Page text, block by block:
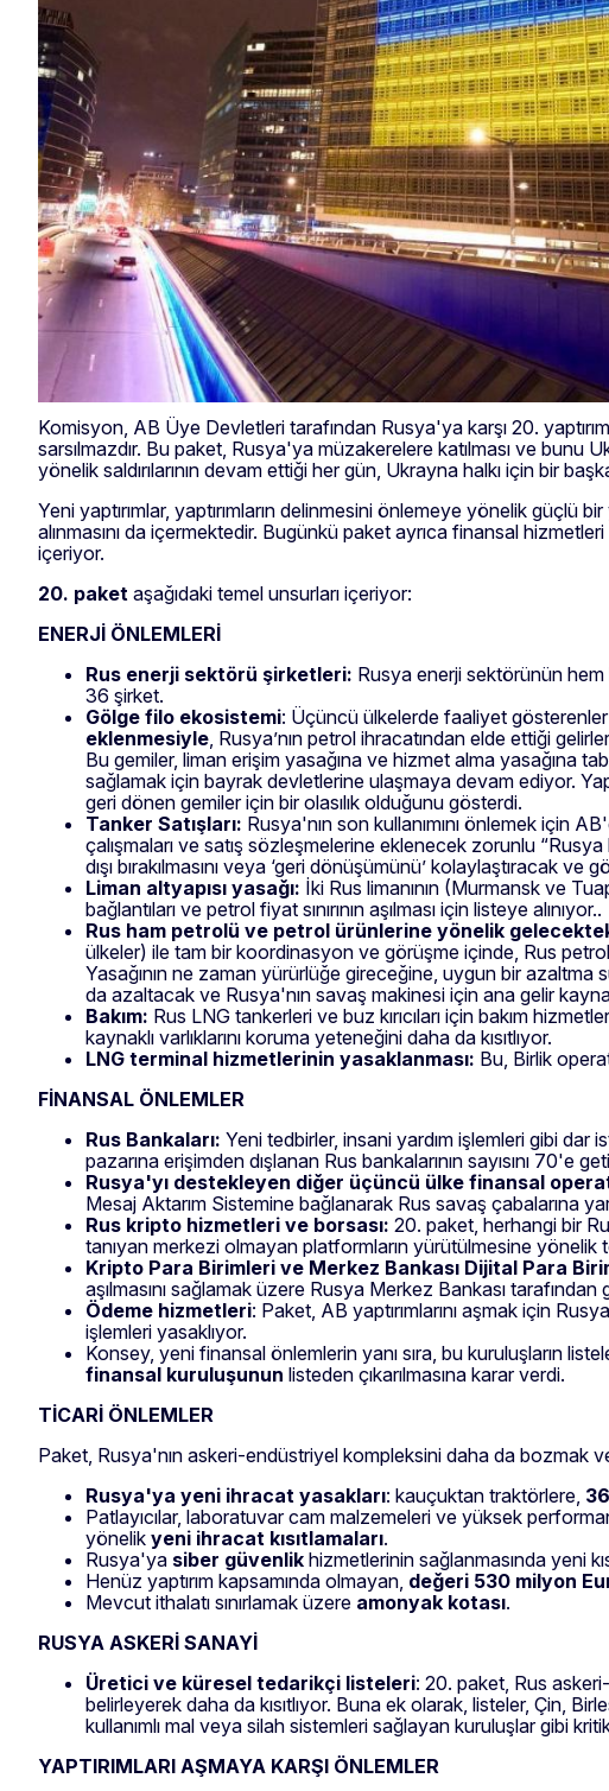
Komisyon, AB Üye Devletleri tarafından Rusya'ya karşı 20.
sarsılmazdır. Bu paket, Rusya'ya müzakerelere katılması ve bunu
yönelik saldırılarının devam ettiği her gün, Ukrayna halkı için bir
Yeni yaptırımlar, yaptırımların delinmesini önlemeye yönelik güçlü
alınmasını da içermektedir. Bugünkü paket ayrıca finansal
içeriyor.
20. paket aşağıdaki temel unsurları içeriyor:
ENERJİ ÖNLEMLERİ
Rus enerji sektörü şirketleri: Rusya enerji sektörünün
36 şirket.
Gölge filo ekosistemi: Üçüncü ülkelerde faaliyet gösterenler
eklenmesiyle , Rusya’nın petrol ihracatından elde ettiği
Bu gemiler, liman erişim yasağına ve hizmet alma yasağına
sağlamak için bayrak devletlerine ulaşmaya devam ediyor.
geri dönen gemiler için bir olasılık olduğunu gösterdi.
Tanker Satışları: Rusya'nın son kullanımını önlemek için
çalışmaları ve satış sözleşmelerine eklenecek zorunlu
dışı bırakılmasını veya ‘geri dönüşümünü’ kolaylaştıracak ve
Liman altyapısı yasağı: İki Rus limanının (Murmansk ve
bağlantıları ve petrol fiyat sınırının aşılması için listeye alınıyor..
Rus ham petrolü ve petrol ürünlerine yönelik
ülkeler) ile tam bir koordinasyon ve görüşme içinde, Rus
Yasağının ne zaman yürürlüğe gireceğine, uygun bir
da azaltacak ve Rusya'nın savaş makinesi için ana gelir
Bakım: Rus LNG tankerleri ve buz kırıcıları için bakım
kaynaklı varlıklarını koruma yeteneğini daha da kısıtlıyor.
LNG terminal hizmetlerinin yasaklanması: Bu, Birlik
FİNANSAL ÖNLEMLER
Rus Bankaları: Yeni tedbirler, insani yardım işlemleri gibi dar
pazarına erişimden dışlanan Rus bankalarının sayısını 70'e
Rusya'yı destekleyen diğer üçüncü ülke finansal
Mesaj Aktarım Sistemine bağlanarak Rus savaş çabalarına
Rus kripto hizmetleri ve borsası: 20. paket, herhangi bir
tanıyan merkezi olmayan platformların yürütülmesine
Kripto Para Birimleri ve Merkez Bankası Dijital Para
aşılmasını sağlamak üzere Rusya Merkez Bankası
Ödeme hizmetleri: Paket, AB yaptırımlarını aşmak için
işlemleri yasaklıyor.
Konsey, yeni finansal önlemlerin yanı sıra, bu kuruluşların
finansal kuruluşunun listeden çıkarılmasına karar verdi.
TİCARİ ÖNLEMLER
Paket, Rusya'nın askeri-endüstriyel kompleksini daha da bozmak
Rusya'ya yeni ihracat yasakları: kauçuktan traktörlere,
Patlayıcılar, laboratuvar cam malzemeleri ve yüksek
yönelik yeni ihracat kısıtlamaları.
Rusya'ya siber güvenlik hizmetlerinin sağlanmasında yeni
Henüz yaptırım kapsamında olmayan, değeri 530 milyon
Mevcut ithalatı sınırlamak üzere amonyak kotası.
RUSYA ASKERİ SANAYİ
Üretici ve küresel tedarikçi listeleri: 20. paket, Rus
belirleyerek daha da kısıtlıyor. Buna ek olarak, listeler, Çin,
kullanımlı mal veya silah sistemleri sağlayan kuruluşlar gibi
YAPTIRIMLARI AŞMAYA KARŞI ÖNLEMLER